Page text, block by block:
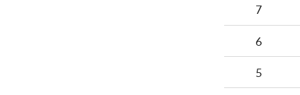
7
6
5